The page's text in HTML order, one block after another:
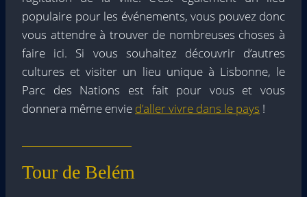
populaire pour les événements, vous pouvez donc
vous attendre à trouver de nombreuses choses à
faire ici. Si vous souhaitez découvrir d’autres
cultures et visiter un lieu unique à Lisbonne, le
Parc des Nations est fait pour vous et vous
donnera même envie d’aller vivre dans le pays !
Tour de Belém